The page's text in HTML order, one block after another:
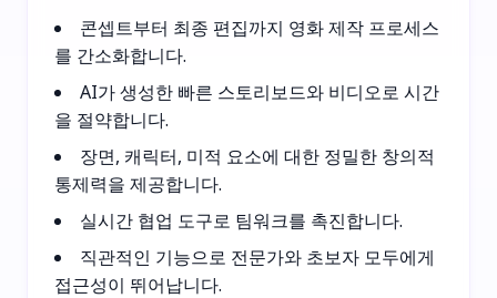
콘셉트부터 최종 편집까지 영화 제작 프로세스
를 간소화합니다.
AI가 생성한 빠른 스토리보드와 비디오로 시간
을 절약합니다.
장면, 캐릭터, 미적 요소에 대한 정밀한 창의적
통제력을 제공합니다.
실시간 협업 도구로 팀워크를 촉진합니다.
직관적인 기능으로 전문가와 초보자 모두에게
접근성이 뛰어납니다.